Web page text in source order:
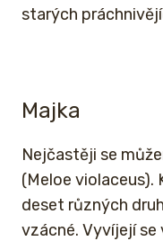
starých
Majka
Nejčastěji se
(Meloe violaceus).
deset různých
vzácné. Vyvíjejí